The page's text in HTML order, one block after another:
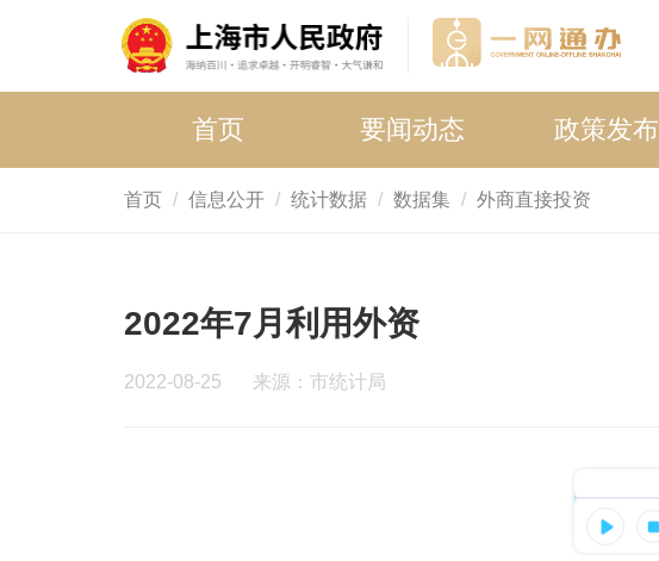
首页 要闻动态 政策发布
首页 信息公开 统计数据 数据集 外商直接投资
2022年7月利用外资
2022-08-25 来源：市统计局